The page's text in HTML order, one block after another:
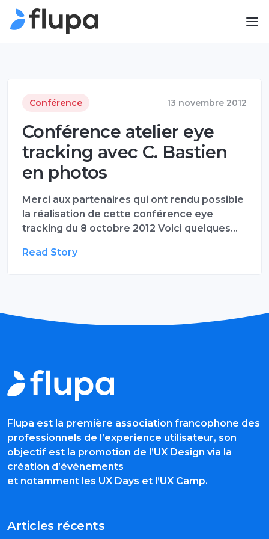
Conférence 13 novembre 2012
Conférence atelier eye
tracking avec C. Bastien
en photos
Merci aux partenaires qui ont rendu possible
la réalisation de cette conférence eye
tracking du 8 octobre 2012 Voici quelques…
Read Story
Flupa est la première association francophone des
professionnels de l’experience utilisateur, son
objectif est la promotion de l’UX Design via la
création d’évènements
et notamment les UX Days et l’UX Camp.
Articles récents